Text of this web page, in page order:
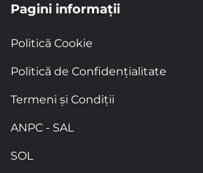
Pagini informații
Politică Cookie
Politică de Confidențialitate
Termeni și Condiții
ANPC - SAL
SOL